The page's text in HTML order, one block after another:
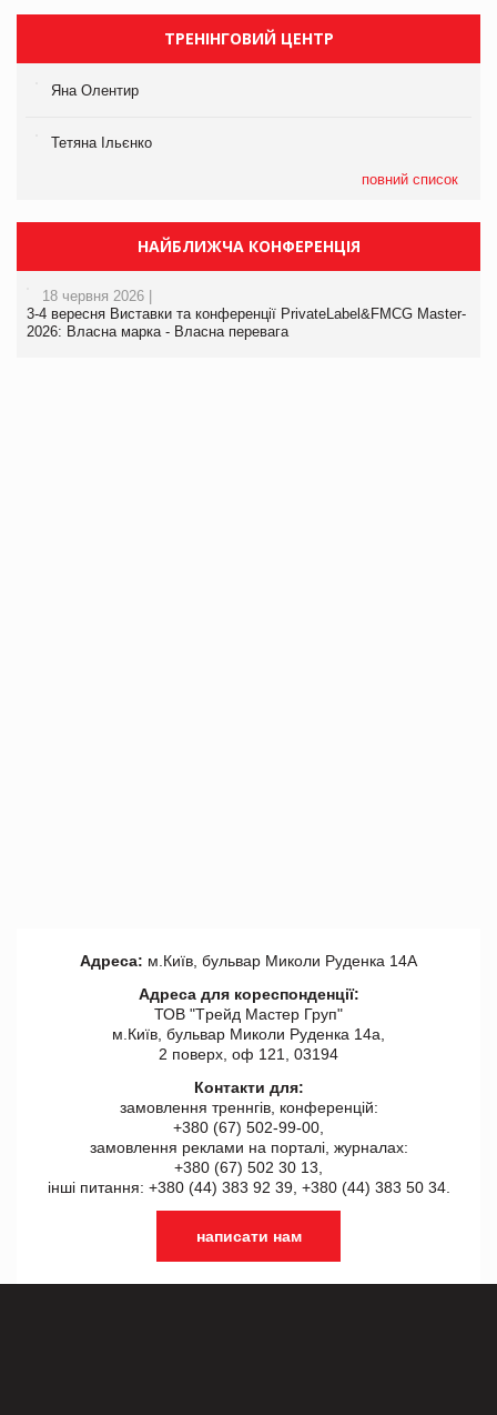
ТРЕНІНГОВИЙ ЦЕНТР
Яна Олентир
Тетяна Ільєнко
повний список
НАЙБЛИЖЧА КОНФЕРЕНЦІЯ
18 червня 2026 |
3-4 вересня Виставки та конференції PrivateLabel&FMCG Master-
2026: Власна марка - Власна перевага
Адреса: м.Київ, бульвар Миколи Руденка 14А
Адреса для кореспонденції:
ТОВ "Tрейд Мастер Груп"
м.Київ, бульвар Миколи Руденка 14а,
2 поверх, оф 121, 03194
Контакти для:
замовлення треннгів, конференцій:
+380 (67) 502-99-00,
замовлення реклами на порталі, журналах:
+380 (67) 502 30 13,
інші питання: +380 (44) 383 92 39, +380 (44) 383 50 34.
написати нам